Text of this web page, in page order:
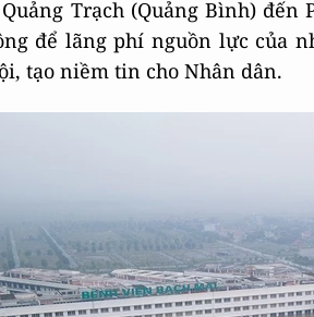
Trạch (Quảng Bình) đến
để lãng phí nguồn lực của
tạo niềm tin cho Nhân dân.